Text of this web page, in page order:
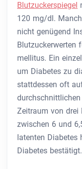
Blutzuckerspiegel
120 mg/dl.
nicht genügend
Blutzuckerwerten
mellitus. Ein
um Diabetes zu
stattdessen oft
Zeitraum von drei
zwischen 6 und
latenten Diabetes
Diabetes bestätigt.